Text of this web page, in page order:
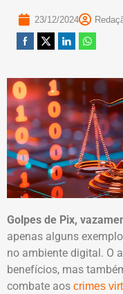
23/12/2024
Golpes de Pix,
apenas alguns
no ambiente digital. O
benefícios, mas
combate aos crimes